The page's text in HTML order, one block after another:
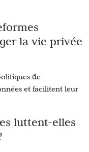
la vie privée
de
et facilitent leur
luttent-elles